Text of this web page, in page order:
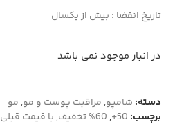
تاریخ انقضا : بیش از یکسال
در انبار موجود نمی باشد
دسته: شامپو,مراقبت پوست و مو,مو
برچسب: 50+
,60% تخفیف ,با قیمت قبلی